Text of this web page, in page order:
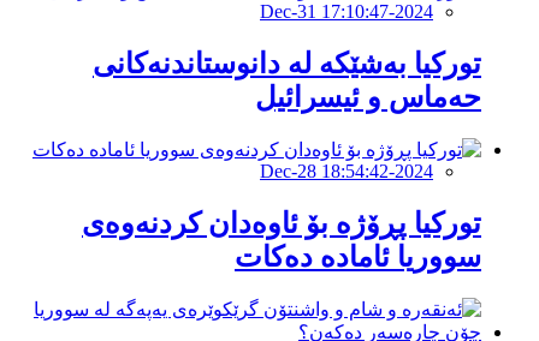
2024-Dec-31 17:10:47
تورکیا بەشێکە لە دانوستاندنەکانى
حەماس و ئیسرائیل
2024-Dec-28 18:54:42
تورکیا پڕۆژە بۆ ئاوەدان کردنەوەى
سووریا ئامادە دەکات